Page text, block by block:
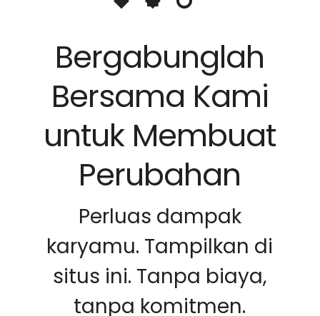
Bergabunglah
Bersama Kami
untuk Membuat
Perubahan
Perluas dampak
karyamu. Tampilkan di
situs ini. Tanpa biaya,
tanpa komitmen.